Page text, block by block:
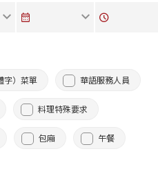
字）菜單 華語服務人員
料理特殊要求
包廂 午餐